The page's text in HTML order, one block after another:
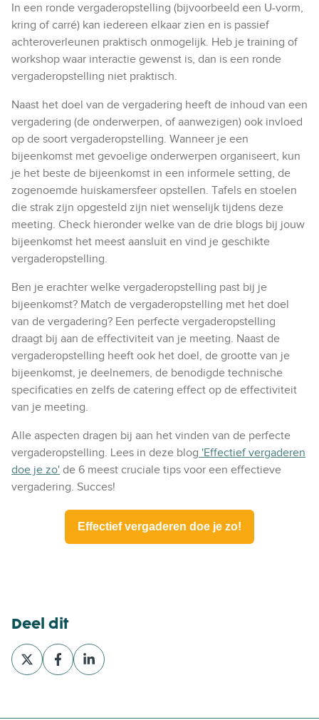
In een ronde vergaderopstelling (bijvoorbeeld een U-vorm,
kring of carré) kan iedereen elkaar zien en is passief
achteroverleunen praktisch onmogelijk. Heb je training of
workshop waar interactie gewenst is, dan is een ronde
vergaderopstelling niet praktisch.
Naast het doel van de vergadering heeft de inhoud van een
vergadering (de onderwerpen, of aanwezigen) ook invloed
op de soort vergaderopstelling. Wanneer je een
bijeenkomst met gevoelige onderwerpen organiseert, kun
je het beste de bijeenkomst in een informele setting, de
zogenoemde huiskamersfeer opstellen. Tafels en stoelen
die strak zijn opgesteld zijn niet wenselijk tijdens deze
meeting. Check hieronder welke van de drie blogs bij jouw
bijeenkomst het meest aansluit en vind je geschikte
vergaderopstelling.
Ben je erachter welke vergaderopstelling past bij je
bijeenkomst? Match de vergaderopstelling met het doel
van de vergadering? Een perfecte vergaderopstelling
draagt bij aan de effectiviteit van je meeting. Naast de
vergaderopstelling heeft ook het doel, de grootte van je
bijeenkomst, je deelnemers, de benodigde technische
specificaties en zelfs de catering effect op de effectiviteit
van je meeting.
Alle aspecten dragen bij aan het vinden van de perfecte
vergaderopstelling. Lees in deze blog 'Effectief vergaderen
doe je zo' de 6 meest cruciale tips voor een effectieve
vergadering. Succes!
Effectief vergaderen doe je zo!
Deel dit
D
e
D
e
D
e